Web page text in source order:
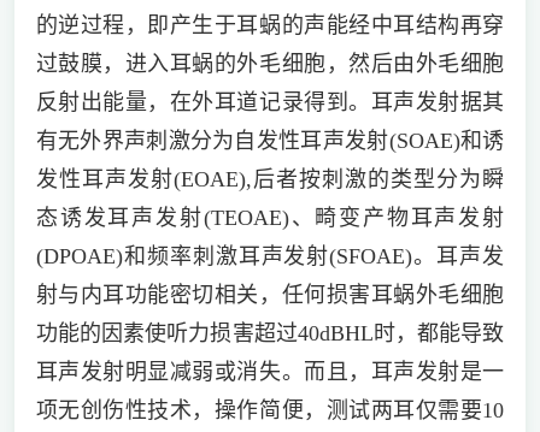
的逆过程，即产生于耳蜗的声能经中耳结构再穿
过鼓膜，进入耳蜗的外毛细胞，然后由外毛细胞
反射出能量，在外耳道记录得到。耳声发射据其
有无外界声刺激分为自发性耳声发射(SOAE)和诱
发性耳声发射(EOAE),后者按刺激的类型分为瞬
态诱发耳声发射(TEOAE)、畸变产物耳声发射
(DPOAE)和频率刺激耳声发射(SFOAE)。耳声发
射与内耳功能密切相关，任何损害耳蜗外毛细胞
功能的因素使听力损害超过40dBHL时，都能导致
耳声发射明显减弱或消失。而且，耳声发射是一
项无创伤性技术，操作简便，测试两耳仅需要10